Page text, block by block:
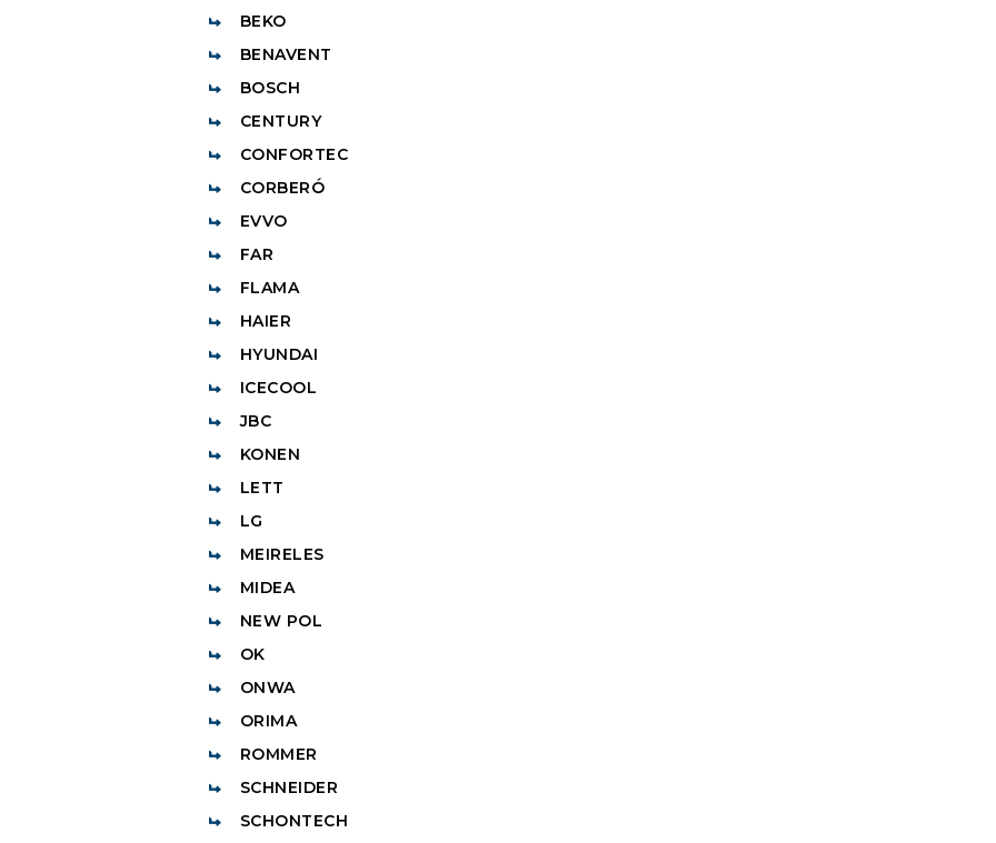
BEKO
BENAVENT
BOSCH
CENTURY
CONFORTEC
CORBERÓ
EVVO
FAR
FLAMA
HAIER
HYUNDAI
ICECOOL
JBC
KONEN
LETT
LG
MEIRELES
MIDEA
NEW POL
OK
ONWA
ORIMA
ROMMER
SCHNEIDER
SCHONTECH